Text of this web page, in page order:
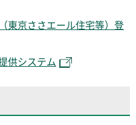
東京ささエール住宅等）登
供システム